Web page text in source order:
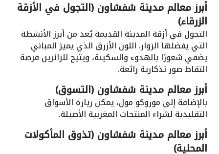
أبرز معالم مدينة شفشاون (التجول في الأزقة
الزرقاء)
التجول في أزقة المدينة القديمة يُعد من أبرز الأنشطة
التي يفضلها الزوار. اللون الأزرق الذي يميز المباني
يضفي شعورًا بالهدوء والسكينة، ويتيح للزائرين فرصة
التقاط صور تذكارية رائعة.
أبرز معالم مدينة شفشاون (التسوق)
بالإضافة إلى موروكو مول، يمكن زيارة الأسواق
التقليدية لشراء المنتجات المغربية الأصيلة.
أبرز معالم مدينة شفشاون (تذوق المأكولات
المحلية)